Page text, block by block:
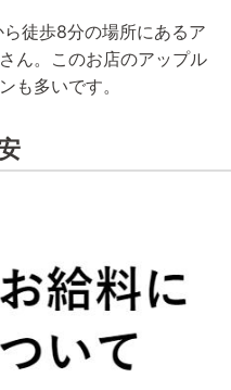
徒歩8分の場所にあるア
ん。このお店のアップル
も多いです。